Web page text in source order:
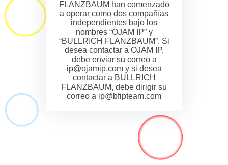
FLANZBAUM han comenzado
a operar como dos compañías
independientes bajo los
nombres “OJAM IP” y
“BULLRICH FLANZBAUM”. Si
desea contactar a OJAM IP,
debe enviar su correo a
ip@ojamip.com y si desea
contactar a BULLRICH
FLANZBAUM, debe dirigir su
correo a ip@bfipteam.com